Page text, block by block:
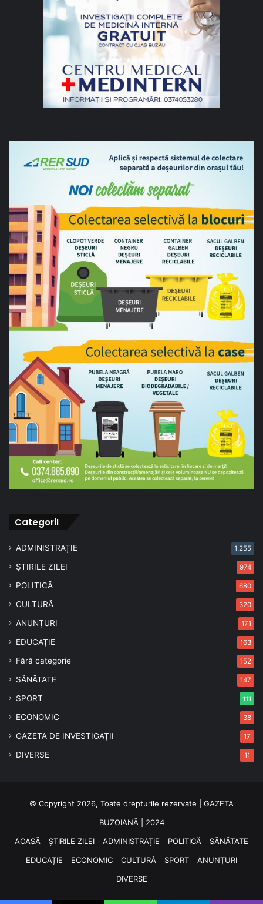
CategoriI
ADMINISTRAȚIE 1.255
ȘTIRILE ZILEI 974
POLITICĂ 680
CULTURĂ 320
ANUNȚURI 171
EDUCAȚIE 163
Fără categorie 152
SĂNĂTATE 147
SPORT 111
ECONOMIC 38
GAZETA DE INVESTIGAȚII 17
DIVERSE 11
© Copyright 2026, Toate drepturile rezervate | GAZETA
BUZOIANĂ | 2024
ACASĂ
ȘTIRILE ZILEI ADMINISTRAȚIE POLITICĂ
SĂNĂTATE
EDUCAȚIE
ECONOMIC CULTURĂ SPORT
ANUNȚURI
DIVERSE